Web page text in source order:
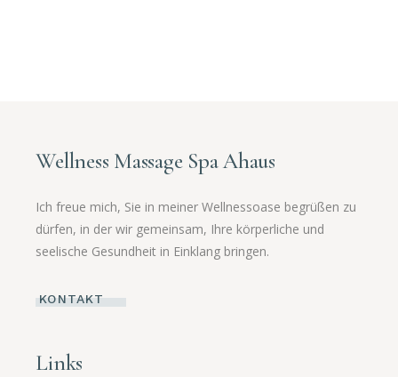
Wellness Massage Spa Ahaus
Ich freue mich, Sie in meiner Wellnessoase begrüßen zu
dürfen, in der wir gemeinsam, Ihre körperliche und
seelische Gesundheit in Einklang bringen.
KONTAKT
Links